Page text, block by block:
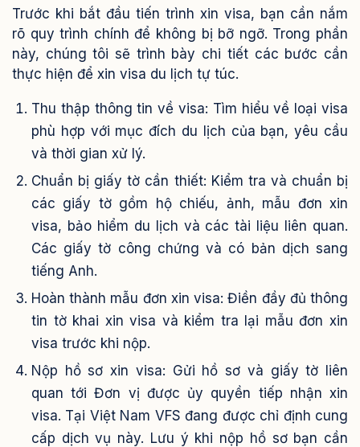
Trước khi bắt đầu tiến trình xin visa, bạn cần nắm
rõ quy trình chính để không bị bỡ ngỡ. Trong phần
này, chúng tôi sẽ trình bày chi tiết các bước cần
thực hiện để xin visa du lịch tự túc.
Thu thập thông tin về visa: Tìm hiểu về loại visa
phù hợp với mục đích du lịch của bạn, yêu cầu
và thời gian xử lý.
Chuẩn bị giấy tờ cần thiết: Kiểm tra và chuẩn bị
các giấy tờ gồm hộ chiếu, ảnh, mẫu đơn xin
visa, bảo hiểm du lịch và các tài liệu liên quan.
Các giấy tờ công chứng và có bản dịch sang
tiếng Anh.
Hoàn thành mẫu đơn xin visa: Điền đầy đủ thông
tin tờ khai xin visa và kiểm tra lại mẫu đơn xin
visa trước khi nộp.
Nộp hồ sơ xin visa: Gửi hồ sơ và giấy tờ liên
quan tới Đơn vị được ủy quyền tiếp nhận xin
visa. Tại Việt Nam VFS đang được chỉ định cung
cấp dịch vụ này. Lưu ý khi nộp hồ sơ bạn cần